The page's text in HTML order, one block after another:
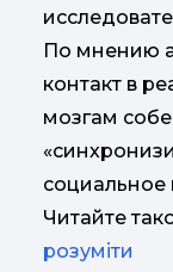
По мнению
контакт в
мозгам
социальное
Читайте
розуміти